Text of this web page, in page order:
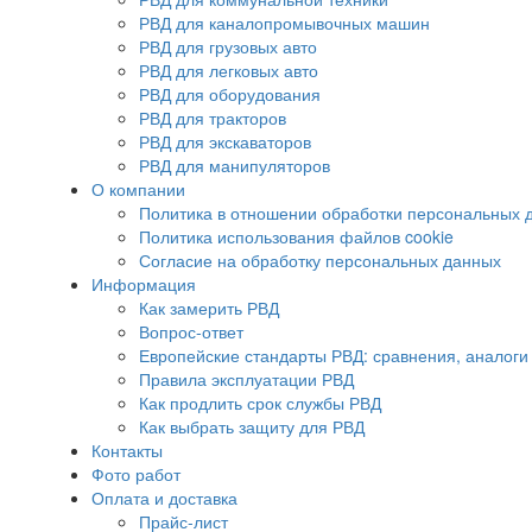
РВД для каналопромывочных машин
РВД для грузовых авто
РВД для легковых авто
РВД для оборудования
РВД для тракторов
РВД для экскаваторов
РВД для манипуляторов
О компании
Политика в отношении обработки персональных
Политика использования файлов cookie
Согласие на обработку персональных данных
Информация
Как замерить РВД
Вопрос-ответ
Европейские стандарты РВД: сравнения, аналоги
Правила эксплуатации РВД
Как продлить срок службы РВД
Как выбрать защиту для РВД
Контакты
Фото работ
Оплата и доставка
Прайс-лист